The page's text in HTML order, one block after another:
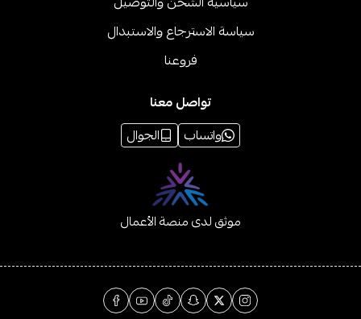
سياسة الاسترجاع والاستبدال
فروعنا
تواصل معنا
واتساب
الجوال
موثق لدى منصة الأعمال